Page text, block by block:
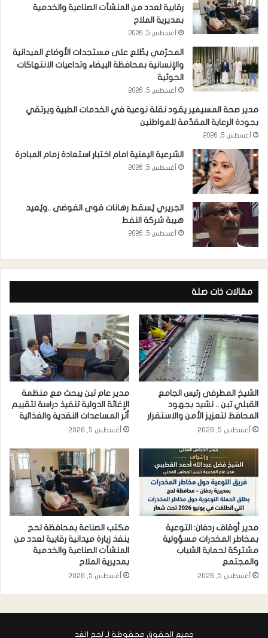
رقابية لعدد من المنشآت الصناعية والخدمية
بمديرية الملاح
أغسطس 5, 2026
المحرّمي يطّلع على مستجدات الأوضاع الميدانية
والإنسانية بمحافظة البيضاء وتداعيات الانتهاكات
الحوثية
أغسطس 5, 2026
مدير صحة المسيمير يقود نقلة نوعية في الخدمات الطبية ويرتقي
بجودة الرعاية المقدَّمة للمواطنين
أغسطس 5, 2026
الشرعية اليمنية امام اختبار استعادة زمام المبادرة
أغسطس 5, 2026
الجريري يُسقط رهانات قوى الفوضى ..ويُعيد
هيبة شركة النفط
أغسطس 5, 2026
مقالات ذات صلة
الشيخ المطرفي رئيس الجامع
القبلي تبن .. نشيد بجهود
المحافظ لتعزيز الأمن والاستقرار
أغسطس 5, 2026
مدير عام تبن يبحث مع منظمة
الإغاثة الدولية تنفيذ دراسة لتقييم
أثر المساعدات النقدية والغذائية
أغسطس 5, 2026
مدير أوقاف ردفان: التوعية
بمخاطر المخدرات مسؤولية
مشتركة لحماية الشباب
والمجتمع
أغسطس 5, 2026
مكتب الصناعة بمحافظة لحج
ينفذ زيارة ميدانية رقابية لعدد من
المنشآت الصناعية والخدمية
بمديرية الملاح
أغسطس 5, 2026
جميع الحقوق محفوظة لـ لحج الغد